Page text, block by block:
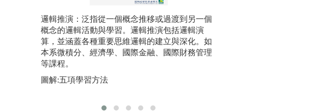
個案研討、團體報告討論：課程當中會採用管理
實務個案(如:哈佛商業評論)，從各個角度系統地
和戰略性地對企業組織的營運進行分析。訓練學
生參加跨校管理個案競賽，透過競賽活動，訓練
個人獨立思考分析的能力，培養與他人協調溝通
的能力，提昇團隊合作的精神。
版權:東海企業管理學系提供
邏輯推演：泛指從一個概念推移或過渡到另一個
概念的邏輯活動與學習。邏輯推演包括邏輯演
算，並涵蓋各種重要思維邏輯的建立與深化。如
本系微積分、經濟學、國際金融、國際財務管理
等課程。
圖解:五項學習方法